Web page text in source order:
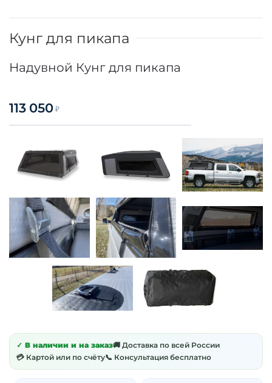
Кунг для пикапа
Надувной Кунг для пикапа
113 050 ₽
✓ В наличии и на заказ🚚 Доставка по всей России
💳 Картой или по счёту📞 Консультация бесплатно